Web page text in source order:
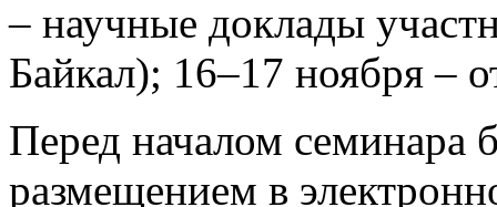
– научные доклады
Байкал); 16–17 ноября –
Перед началом семинара
размещением в